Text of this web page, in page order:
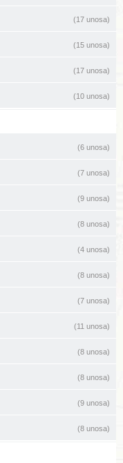
(17 unosa)
(15 unosa)
(17 unosa)
(10 unosa)
(6 unosa)
(7 unosa)
(9 unosa)
(8 unosa)
(4 unosa)
(8 unosa)
(7 unosa)
(11 unosa)
(8 unosa)
(8 unosa)
(9 unosa)
(8 unosa)